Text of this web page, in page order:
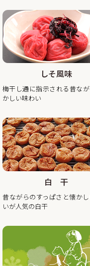
2025年12
最終出荷日
2025年12月28日（
日） 休 業 日
2026年
日） 平
※出荷開始は2026年1月
休業日後は、大変混雑
2025/11/10
秋・冬の梅干しお買い
この度、ご家庭用梅干
めいただけるお買い得
画の商品をご購入いた
昨年の100年に1度の梅
の4月に降った雹（ひょ
中でも天災にも負けず
たい、そんな想いから
しそ風味
梅干し通に指示される昔な
かしい味わい
白 干
昔ながらのすっぱさと懐か
いが人気の白干